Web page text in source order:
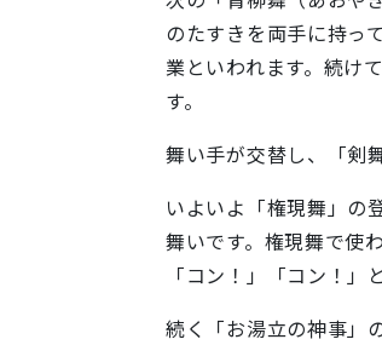
のたすきを両手に持っ
業といわれます。続け
す。
舞い手が交替し、「剣
いよいよ「権現舞」の
舞いです。権現舞で使
「コン！」「コン！
続く「お湯立の神事」